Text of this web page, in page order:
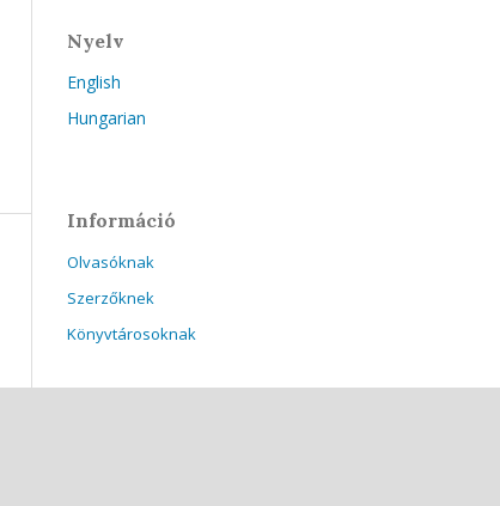
Nyelv
English
Hungarian
Információ
Olvasóknak
Szerzőknek
Könyvtárosoknak